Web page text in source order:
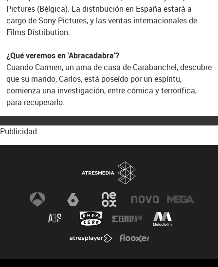
Pictures (Bélgica). La distribución en España estará a
cargo de Sony Pictures, y las ventas internacionales de
Films Distribution.
¿Qué veremos en 'Abracadabra'?
Cuando Carmen, un ama de casa de Carabanchel, descubre
que su marido, Carlos, está poseído por un espíritu,
comienza una investigación, entre cómica y terrorífica,
para recuperarlo.
Publicidad